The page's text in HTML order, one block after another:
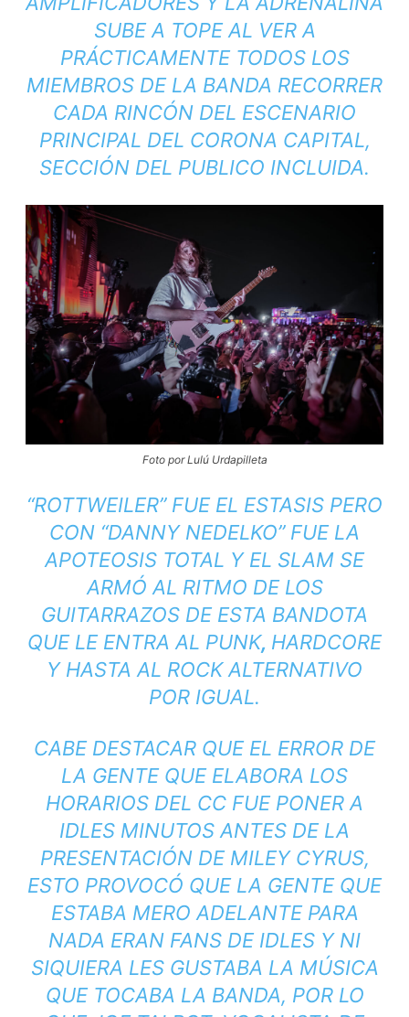
SUBE A TOPE AL VER A
PRÁCTICAMENTE TODOS LOS
MIEMBROS DE LA BANDA RECORRER
CADA RINCÓN DEL ESCENARIO
PRINCIPAL DEL CORONA CAPITAL,
SECCIÓN DEL PUBLICO INCLUIDA.
Foto por Lulú Urdapilleta
“ROTTWEILER” FUE EL ESTASIS PERO
CON “DANNY NEDELKO” FUE LA
APOTEOSIS TOTAL Y EL SLAM SE
ARMÓ AL RITMO DE LOS
GUITARRAZOS DE ESTA BANDOTA
QUE LE ENTRA AL PUNK, HARDCORE
Y HASTA AL ROCK ALTERNATIVO
POR IGUAL.
CABE DESTACAR QUE EL ERROR DE
LA GENTE QUE ELABORA LOS
HORARIOS DEL CC FUE PONER A
IDLES MINUTOS ANTES DE LA
PRESENTACIÓN DE MILEY CYRUS,
ESTO PROVOCÓ QUE LA GENTE QUE
ESTABA MERO ADELANTE PARA
NADA ERAN FANS DE IDLES Y NI
SIQUIERA LES GUSTABA LA MÚSICA
QUE TOCABA LA BANDA, POR LO